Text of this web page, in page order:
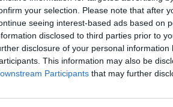
your selection. Please note that after
seeing interest-based ads based on
disclosed to third parties prior to
disclosure of your personal information
This information may also be
Participants that may further
az esést. Óráson fülescsésze, kitölti a rést a
arra számít, hogy miután jogszabály